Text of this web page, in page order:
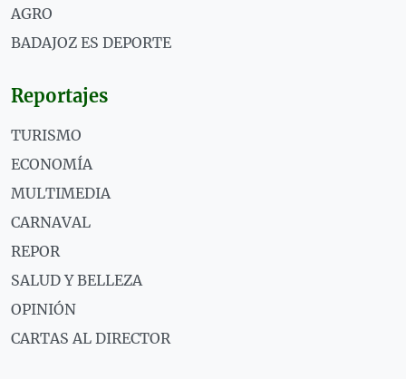
AGRO
BADAJOZ ES DEPORTE
Reportajes
TURISMO
ECONOMÍA
MULTIMEDIA
CARNAVAL
REPOR
SALUD Y BELLEZA
OPINIÓN
CARTAS AL DIRECTOR